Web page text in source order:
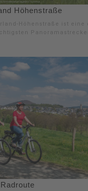
Höhenstraße
Höhenstraße ist eine